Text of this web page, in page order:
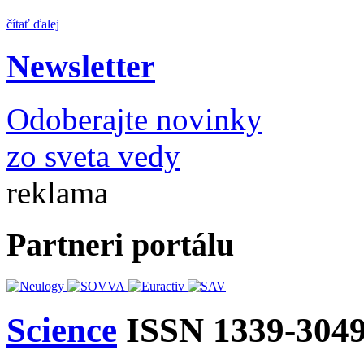
čítať ďalej
Newsletter
Odoberajte novinky
zo sveta vedy
reklama
Partneri portálu
Science ISSN 1339-